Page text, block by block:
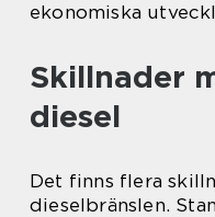
ekonomiska
Skillnader
diesel
Det finns flera
dieselbränslen.